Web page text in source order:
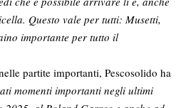
Questo vale per tutti: Musetti,
importante per tutto il
partite importanti, Pescosolido ha
momenti importanti negli ultimi